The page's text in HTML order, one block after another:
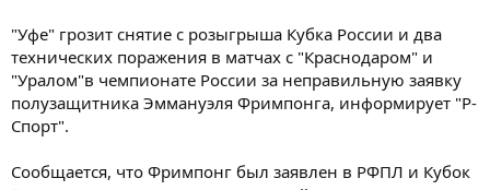
"Уфе" грозит снятие с розыгрыша Кубка России и два
технических поражения в матчах с "Краснодаром" и
"Уралом"в чемпионате России за неправильную заявку
полузащитника Эммануэля Фримпонга, информирует "Р-
Спорт".
Сообщается, что Фримпонг был заявлен в РФПЛ и Кубок